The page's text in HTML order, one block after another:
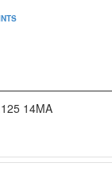
14MA